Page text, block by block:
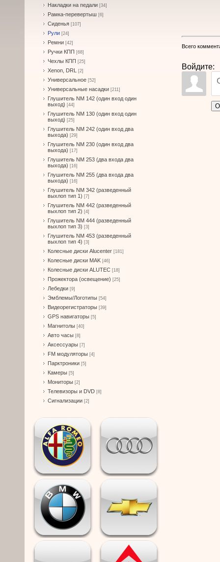
Накладки на педали [34]
Рамка-перевертыш [6]
Сиденья [107]
Рули [24]
Ремни [42]
Ручки КПП [68]
Чехлы КПП [25]
Xenon, DRL [2]
Универсальное [52]
Универсальные насадки [211]
Глушитель NM 142 (один вход один
выход) [44]
Глушитель NM 130 (один вход один
выход) [25]
Глушитель NM 242 (один вход два
выхода) [29]
Глушитель NM 230 (один вход два
выхода) [17]
Глушитель NM 253 (два входа два
выхода) [16]
Глушитель NM 255 (два входа два
выхода) [16]
Глушитель NM 342 (разведенный
выхлоп тип 1) [7]
Глушитель NM 442 (разведенный
выхлоп тип 2) [4]
Глушитель NM 444 (разведенный
выхлоп тип 3) [3]
Глушитель NM 453 (разведенный
выхлоп тип 4) [3]
Колесные диски Alucenter [181]
Колесные диски MAK [46]
Колесные диски ALUTEC [18]
Прожектора (освещение) [25]
Лебедки [9]
Эмблемы/Логотипы [54]
Видеорегистраторы [39]
GPS навигаторы [5]
Магнитолы [40]
Авто часы [8]
Аксессуары [7]
FM модуляторы [4]
Парктроники [5]
Камеры [5]
Мониторы [2]
Телевизоры и DVD [8]
Сигнализации [2]
Всего
Войдите: